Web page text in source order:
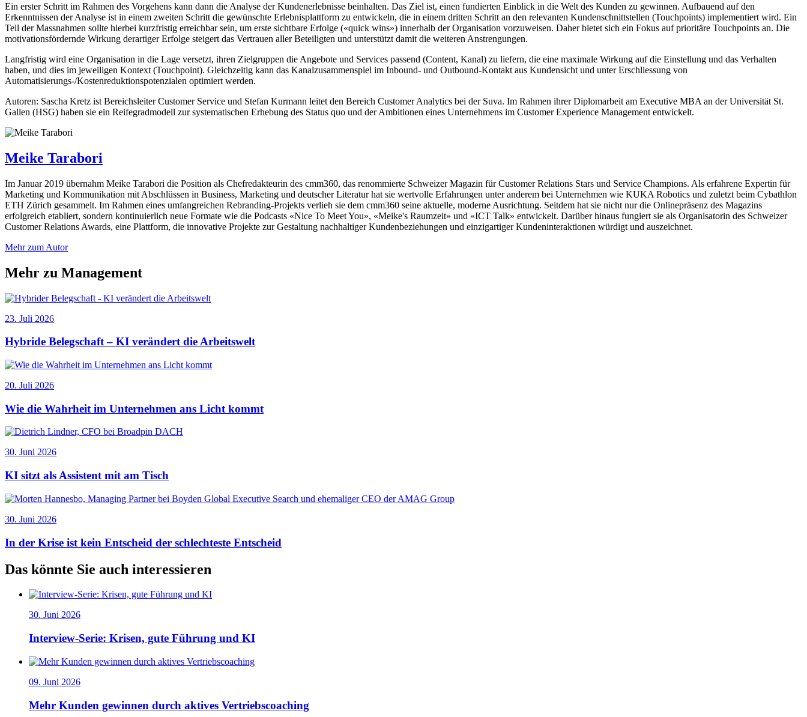
Ein erster Schritt im Rahmen des Vorgehens kann dann die Analyse der Kundenerlebnisse beinhalten. Das Ziel ist, einen fundierten Einblick in die Welt des Kunden zu gewinnen. Aufbauend auf den
Erkenntnissen der Analyse ist in einem zweiten Schritt die gewünschte Erlebnisplattform zu entwickeln, die in einem dritten Schritt an den relevanten Kundenschnittstellen (Touchpoints) implementiert wird. Ein
Teil der Massnahmen sollte hierbei kurzfristig erreichbar sein, um erste sichtbare Erfolge («quick wins») innerhalb der Organisation vorzuweisen. Daher bietet sich ein Fokus auf prioritäre Touchpoints an. Die
motivationsfördernde Wirkung derartiger Erfolge steigert das Vertrauen aller Beteiligten und unterstützt damit die weiteren Anstrengungen.
Langfristig wird eine Organisation in die Lage versetzt, ihren Zielgruppen die Angebote und Services passend (Content, Kanal) zu liefern, die eine maximale Wirkung auf die Einstellung und das Verhalten
haben, und dies im jeweiligen Kontext (Touchpoint). Gleichzeitig kann das Kanalzusammenspiel im Inbound- und Outbound-Kontakt aus Kundensicht und unter Erschliessung von
Automatisierungs-/Kostenreduktionspotenzialen optimiert werden.
Autoren: Sascha Kretz ist Bereichsleiter Customer Service und Stefan Kurmann leitet den Bereich Customer Analytics bei der Suva. Im Rahmen ihrer Diplomarbeit am Executive MBA an der Universität St.
Gallen (HSG) haben sie ein Reifegradmodell zur systematischen Erhebung des Status quo und der Ambitionen eines Unternehmens im Customer Experience Management entwickelt.
Meike Tarabori
Im Januar 2019 übernahm Meike Tarabori die Position als Chefredakteurin des cmm360, das renommierte Schweizer Magazin für Customer Relations Stars und Service Champions. Als erfahrene Expertin für
Marketing und Kommunikation mit Abschlüssen in Business, Marketing und deutscher Literatur hat sie wertvolle Erfahrungen unter anderem bei Unternehmen wie KUKA Robotics und zuletzt beim Cybathlon
ETH Zürich gesammelt. Im Rahmen eines umfangreichen Rebranding-Projekts verlieh sie dem cmm360 seine aktuelle, moderne Ausrichtung. Seitdem hat sie nicht nur die Onlinepräsenz des Magazins
erfolgreich etabliert, sondern kontinuierlich neue Formate wie die Podcasts «Nice To Meet You», «Meike's Raumzeit» und «ICT Talk» entwickelt. Darüber hinaus fungiert sie als Organisatorin des Schweizer
Customer Relations Awards, eine Plattform, die innovative Projekte zur Gestaltung nachhaltiger Kundenbeziehungen und einzigartiger Kundeninteraktionen würdigt und auszeichnet.
Mehr zum Autor
Mehr zu Management
23. Juli 2026
Hybride Belegschaft – KI verändert die Arbeitswelt
20. Juli 2026
Wie die Wahrheit im Unternehmen ans Licht kommt
30. Juni 2026
KI sitzt als Assistent mit am Tisch
30. Juni 2026
In der Krise ist kein Entscheid der schlechteste Entscheid
Das könnte Sie auch interessieren
30. Juni 2026
Interview-Serie: Krisen, gute Führung und KI
09. Juni 2026
Mehr Kunden gewinnen durch aktives Vertriebscoaching